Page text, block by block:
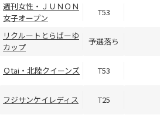
週刊女性・ＪＵＮＯＮ
女子オープン
T53
リクルートとらばーゆ
カップ
予選落ち
Ｑtai・北陸クイーンズ T53
フジサンケイレディス T25